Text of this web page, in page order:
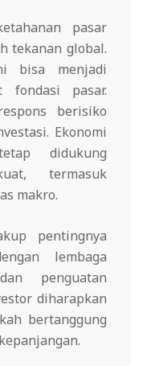
pasar
tekanan global.
bisa menjadi
fondasi pasar.
berisiko
Ekonomi
didukung
termasuk
makro.
pentingnya
lembaga
penguatan
diharapkan
bertanggung